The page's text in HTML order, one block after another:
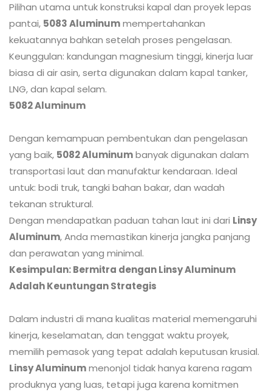
Pilihan utama untuk konstruksi kapal dan proyek lepas
pantai, 5083 Aluminummempertahankan
kekuatannya bahkan setelah proses pengelasan.
Keunggulan: kandungan magnesium tinggi, kinerja luar
biasa di air asin, serta digunakan dalam kapal tanker,
LNG, dan kapal selam.
5082 Aluminum
Dengan kemampuan pembentukan dan pengelasan
yang baik, 5082 Aluminumbanyak digunakan dalam
transportasi laut dan manufaktur kendaraan. Ideal
untuk: bodi truk, tangki bahan bakar, dan wadah
tekanan struktural.
Dengan mendapatkan paduan tahan laut ini dari Linsy
Aluminum, Anda memastikan kinerja jangka panjang
dan perawatan yang minimal.
Kesimpulan: Bermitra dengan Linsy Aluminum
Adalah Keuntungan Strategis
Dalam industri di mana kualitas material memengaruhi
kinerja, keselamatan, dan tenggat waktu proyek,
memilih pemasok yang tepat adalah keputusan krusial.
Linsy Aluminummenonjol tidak hanya karena ragam
produknya yang luas, tetapi juga karena komitmen